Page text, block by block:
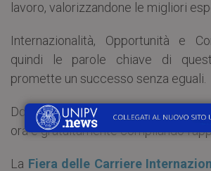
lavoro, valorizzandone le migliori
Internazionalità, Opportunità e
quindi le parole chiave di
promette un successo senza eguali.
Dopo tali premesse non puoi che
ora e gratuitamente compilando
La Fiera delle Carriere